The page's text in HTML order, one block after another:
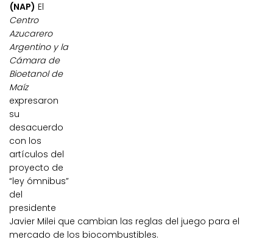
(NAP) El
Centro
Azucarero
Argentino y la
Cámara de
Bioetanol de
Maíz
expresaron
su
desacuerdo
con los
artículos del
proyecto de
“ley ómnibus”
del
presidente
Javier Milei que cambian las reglas del juego para el
mercado de los biocombustibles.